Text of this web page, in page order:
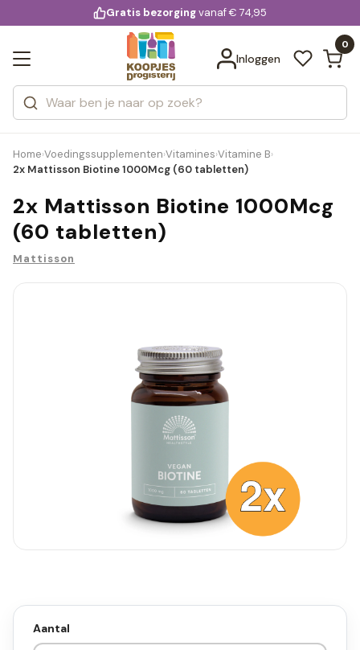
voor 20:00 uur besteld
Gratis bezorgingvanaf € 74,95
Inloggen
0
Zoeken
Categorieën
Merken
Bekijk alle resultaten
Home›Voedingssupplementen›Vitamines›Vitamine B›
2x Mattisson Biotine 1000Mcg (60 tabletten)
2x Mattisson Biotine 1000Mcg
(60 tabletten)
Mattisson
Aantal